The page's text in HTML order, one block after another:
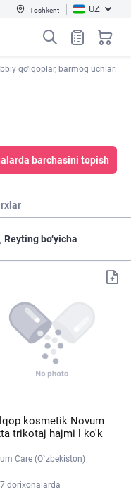
Toshkent UZ
qo'lqoplar, barmoq uchlari
barchasini topish
kosmetik Novum
trikotaj hajmi l ko'k
Care (O`zbekiston)
dorixonalarda